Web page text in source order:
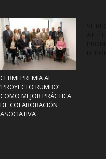
CERMI PREMIA AL
‘PROYECTO RUMBO’
COMO MEJOR PRÁCTICA
DE COLABORACIÓN
ASOCIATIVA